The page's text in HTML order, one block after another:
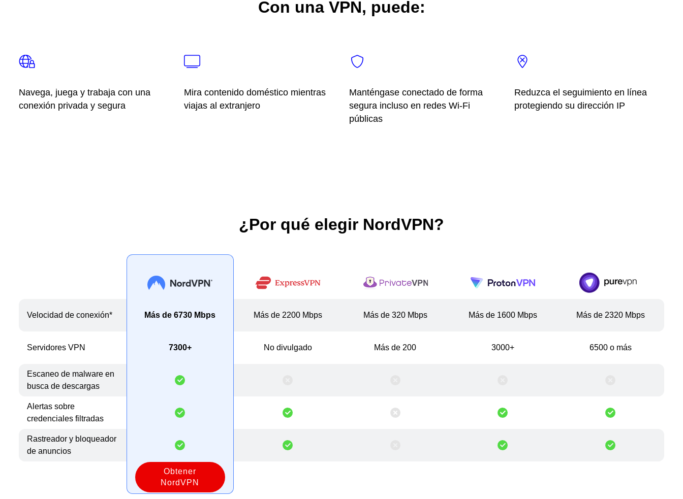
Con una VPN, puede:
Navega, juega y trabaja con una
conexión privada y segura
Mira contenido doméstico mientras
viajas al extranjero
Manténgase conectado de forma
segura incluso en redes Wi-Fi
públicas
Reduzca el seguimiento en línea
protegiendo su dirección IP
¿Por qué elegir NordVPN?
Velocidad de conexión* Más de 6730 Mbps Más de 2200 Mbps Más de 320 Mbps Más de 1600 Mbps Más de 2320 Mbps
Servidores VPN 7300+ No divulgado Más de 200 3000+ 6500 o más
Escaneo de malware en
busca de descargas
Alertas sobre
credenciales filtradas
Rastreador y bloqueador
de anuncios
Obtener
NordVPN